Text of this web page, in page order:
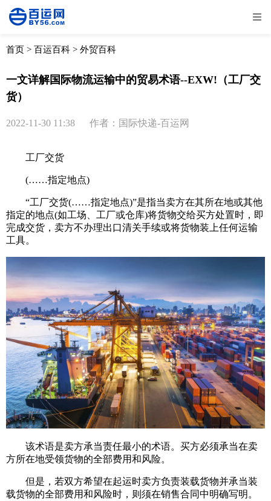
全部 物流资讯
首页 > 百运百科 > 外贸百科
一文详解国际物流运输中的贸易术语--EXW!（工厂交
货）
2022-11-30 11:38 作者：国际快递-百运网
工厂交货
(……指定地点)
“工厂交货(……指定地点)”是指当卖方在其所在地或其他
指定的地点(如工场、工厂或仓库)将货物交给买方处置时，即
完成交货，卖方不办理出口清关手续或将货物装上任何运输
工具。
该术语是卖方承当责任最小的术语。买方必须承当在卖
方所在地受领货物的全部费用和风险。
但是，若双方希望在起运时卖方负责装载货物并承当装
载货物的全部费用和风险时，则须在销售合同中明确写明。